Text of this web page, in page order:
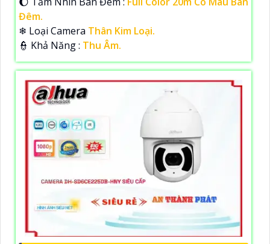
Đêm.
❄ Loại Camera Thân Kim Loại.
️👮 Khả Năng : Thu Âm.